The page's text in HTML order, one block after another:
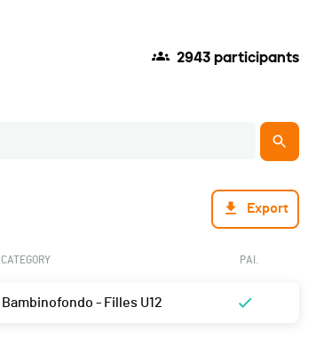
2943 participants
Export
CATEGORY PAI.
Bambinofondo - Filles U12